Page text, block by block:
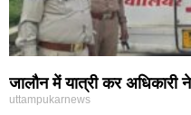
जालौन में यात्री कर अधिकारी
uttampukarnews